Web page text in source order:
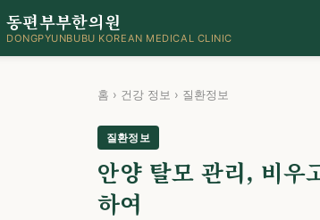
동편부부한의원
DONGPYUNBUBU KOREAN MEDICAL CLINIC
홈 › 건강 정보 › 질환정보
질환정보
안양 탈모 관리, 비우
하여